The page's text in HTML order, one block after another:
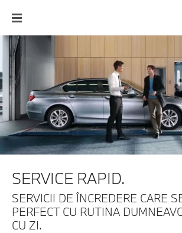
SERVICE RAPID.
SERVICII DE ÎNCREDERE CARE
PERFECT CU RUTINA
CU ZI.